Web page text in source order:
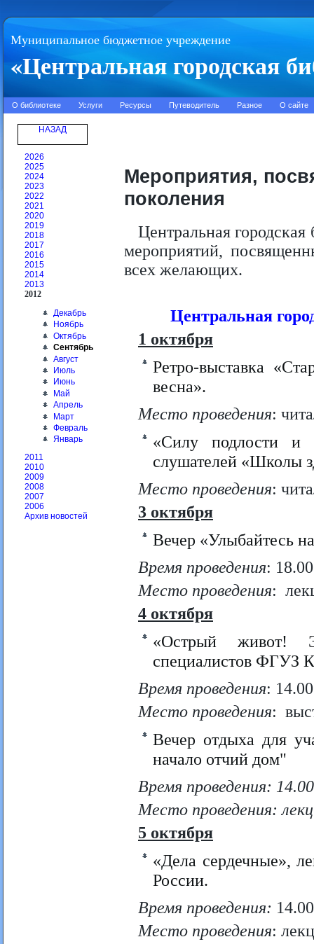
Муниципальное бюджетное учреждение
«Центральная городская
О библиотеке Услуги Ресурсы Путеводитель Разное О сайте
НАЗАД
2026
2025
2024
2023
2022
2021
2020
2019
2018
2017
2016
2015
2014
2013
2012
Декабрь
Ноябрь
Октябрь
Сентябрь
Август
Июль
Июнь
Май
Апрель
Март
Февраль
Январь
2011
2010
2009
2008
2007
2006
Архив новостей
Мероприятия,
поколения
Центральная
мероприятий,
всех желающих.
Центральная
1 октября
Ретро-выставка
весна».
Место проведения:
«Силу подлости и
слушателей «Школы
Место проведения:
3 октября
Вечер «Улыбайтесь
Время проведения: 18.00
Место проведения:
4 октября
«Острый живот!
специалистов
Время проведения: 14.00
Место проведения:
Вечер отдыха для
начало отчий дом"
Время проведения: 14.00
Место проведения:
5 октября
«Дела сердечные»,
России.
Время проведения: 14.00
Место проведения: